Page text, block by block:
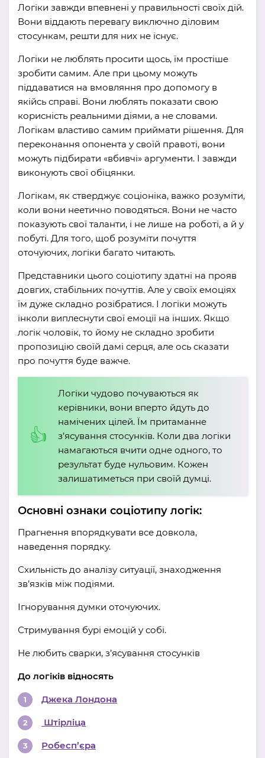
Логіки завжди впевнені у правильності своїх дій.
Вони віддають перевагу виключно діловим
стосункам, решти для них не існує.
Логіки не люблять просити щось, їм простіше
зробити самим. Але при цьому можуть
піддаватися на вмовляння про допомогу в
якійсь справі. Вони люблять показати свою
корисність реальними діями, а не словами.
Логікам властиво самим приймати рішення. Для
переконання опонента у своїй правоті, вони
можуть підбирати «вбивчі» аргументи. І завжди
виконують свої обіцянки.
Логікам, як стверджує соціоніка, важко розуміти,
коли вони неетично поводяться. Вони не часто
показують свої таланти, і не лише на роботі, а й у
побуті. Для того, щоб розуміти почуття
оточуючих, логіки багато читають.
Представники цього соціотипу здатні на прояв
довгих, стабільних почуттів. Але у своїх емоціях
їм дуже складно розібратися. І логіки можуть
інколи виплеснути свої емоції на інших. Якщо
логік чоловік, то йому не складно зробити
пропозицію своїй дамі серця, але ось сказати
про почуття буде важче.
Логіки чудово почуваються як
керівники, вони вперто йдуть до
намічених цілей. Їм притаманне
з’ясування стосунків. Коли два логіки
намагаються вчити одне одного, то
результат буде нульовим. Кожен
залишатиметься при своїй думці.
Основні ознаки соціотипу логік:
Прагнення впорядкувати все довкола,
наведення порядку.
Схильність до аналізу ситуації, знаходження
зв’язків між подіями.
Ігнорування думки оточуючих.
Стримування бурі емоцій у собі.
Не любить сварки, з’ясування стосунків
До логіків відносять
Джека Лондона
Штірліца
Робесп’єра